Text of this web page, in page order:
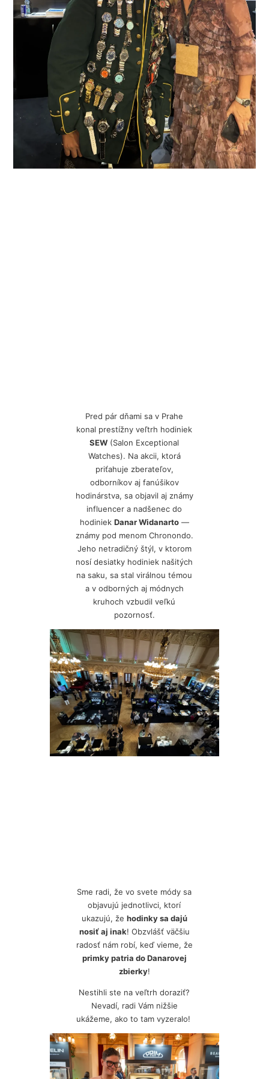
Pred pár dňami sa v Prahe
konal prestížny veľtrh hodiniek
SEW (Salon Exceptional
Watches). Na akcii, ktorá
priťahuje zberateľov,
odborníkov aj fanúšikov
hodinárstva, sa objavil aj známy
influencer a nadšenec do
hodiniek Danar Widanarto—
známy pod menom Chronondo.
Jeho netradičný štýl, v ktorom
nosí desiatky hodiniek našitých
na saku, sa stal virálnou témou
a v odborných aj módnych
kruhoch vzbudil veľkú
pozornosť.
Sme radi, že vo svete módy sa
objavujú jednotlivci, ktorí
ukazujú, že hodinky sa dajú
nosiť aj inak! Obzvlášť väčšiu
radosť nám robí, keď vieme, že
primky patria do Danarovej
zbierky!
Nestihli ste na veľtrh doraziť?
Nevadí, radi Vám nižšie
ukážeme, ako to tam vyzeralo!